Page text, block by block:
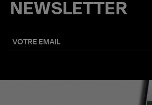
NEWSLETTER